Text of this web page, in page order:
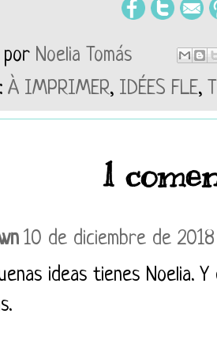
por Noelia Tomás
À IMPRIMER, IDÉES FLE,
1
10 de diciembre de
ideas tienes Noelia.